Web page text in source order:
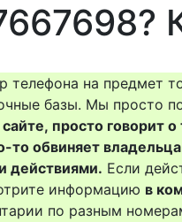
на предмет
базы. Мы просто
просто говорит о
обвиняет
действиями. Если
информацию в
по разным